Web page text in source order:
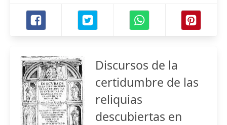
Discursos de la
certidumbre de las
reliquias
descubiertas en